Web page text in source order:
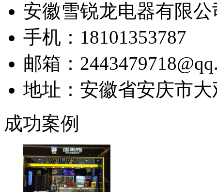
安徽雪锐龙电器有限公
手机：18101353787
邮箱：
地址：安徽省安庆市
成功案例